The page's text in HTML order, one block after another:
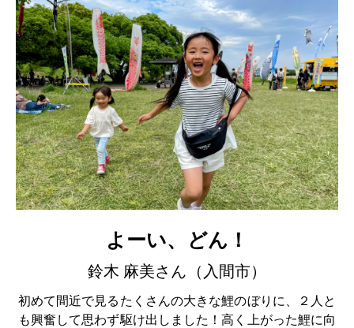
よーい、どん！
鈴木 麻美さん（入間市）
初めて間近で見るたくさんの大きな鯉のぼりに、２人と
も興奮して思わず駆け出しました！高く上がった鯉に向